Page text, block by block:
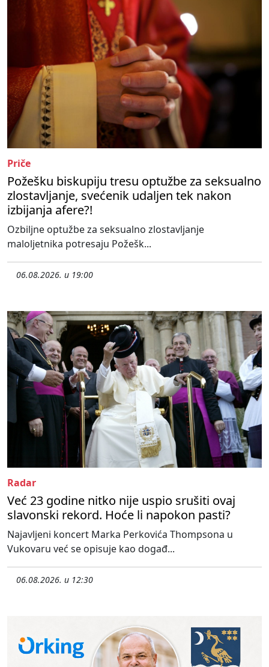
Priče
Požešku biskupiju tresu optužbe za seksualno
zlostavljanje, svećenik udaljen tek nakon
izbijanja afere?!
Ozbiljne optužbe za seksualno zlostavljanje
maloljetnika potresaju Požešk...
06.08.2026. u 19:00
Radar
Već 23 godine nitko nije uspio srušiti ovaj
slavonski rekord. Hoće li napokon pasti?
Najavljeni koncert Marka Perkovića Thompsona u
Vukovaru već se opisuje kao događ...
06.08.2026. u 12:30